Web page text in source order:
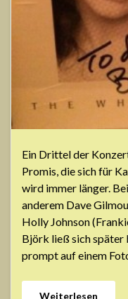
Ein Drittel der
Promis, die sich für
wird immer länger.
anderem Dave
Holly Johnson
Björk ließ sich später
prompt auf einem
Weiterlesen